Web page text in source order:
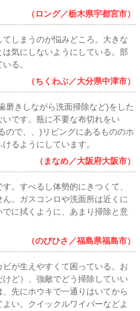
（ロング／栃木県宇都宮市）
しまうのが悩みどころ。大きな
気にしないようにしている。部
る。
（ちくわぶ／大分県中津市）
磨きしながら洗面掃除など)をした
です。瓶に不要な布切れをい
ので、、)リビングにあるもののホ
るようにしています。
（まなめ／大阪府大阪市）
。すべるし体勢的にきつくて、
。ガスコンロや洗面所は近くに
に拭くように、あまり掃除と意
（のびひさ／福島県福島市）
が生えやすくて困っている。お
ど）、強敵でどう掃除していい
先にホウキで一通りはいてから
い。クイックルワイパーなどよ